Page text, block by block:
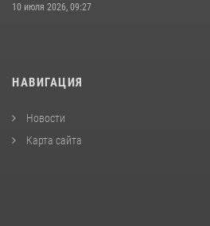
10 июля 2026, 09:27
НАВИГАЦИЯ
Новости
Карта сайта